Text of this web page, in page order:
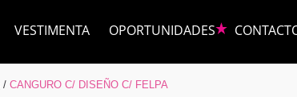
VESTIMENTA OPORTUNIDADES
/ CANGURO C/ DISEÑO C/ FELPA